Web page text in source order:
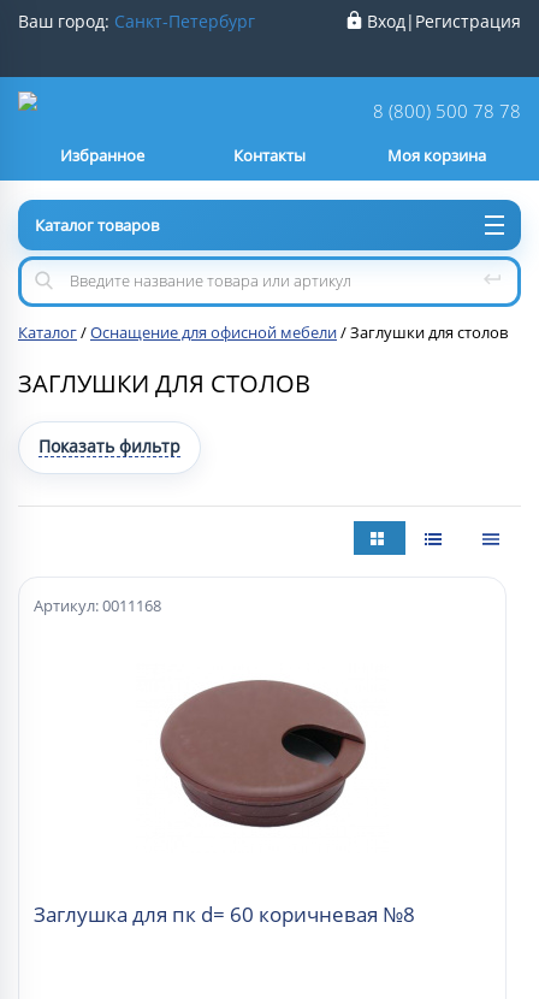
Ваш город: Санкт-Петербург
Нет
Вход| Регистрация
8 (800) 500 78 78
Контакты
Избранное Моя корзина
Каталог товаров
Каталог/Оснащение для офисной мебели/Заглушки для столов
ЗАГЛУШКИ ДЛЯ СТОЛОВ
Показать фильтр
Заглушка для пк d= 60 коричневая №8
Артикул: 0011168